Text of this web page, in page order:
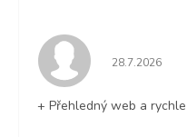
Hodnocení
28.7.2026
+ Přehledný web a